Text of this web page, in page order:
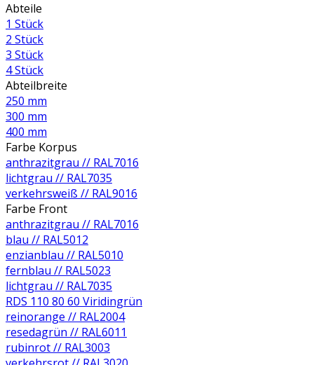
Abteile
1 Stück
2 Stück
3 Stück
4 Stück
Abteilbreite
250 mm
300 mm
400 mm
Farbe Korpus
anthrazitgrau // RAL7016
lichtgrau // RAL7035
verkehrsweiß // RAL9016
Farbe Front
anthrazitgrau // RAL7016
blau // RAL5012
enzianblau // RAL5010
fernblau // RAL5023
lichtgrau // RAL7035
RDS 110 80 60 Viridingrün
reinorange // RAL2004
resedagrün // RAL6011
rubinrot // RAL3003